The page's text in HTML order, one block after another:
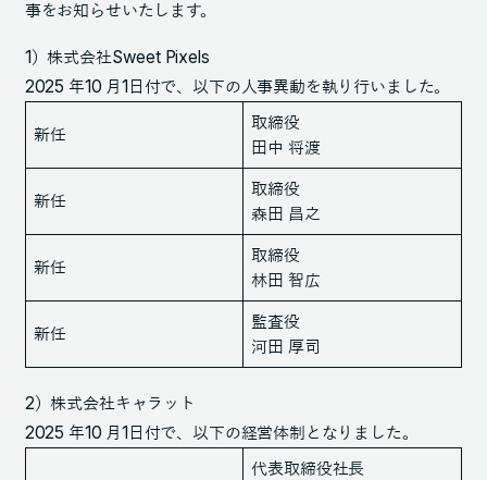
人材に対する考え方
プライバシーポリシー
反社会勢力に対する基本方針
Copyright © GENDA Inc. All Rights Reserved.
事をお知らせいたします。
1）株式会社Sweet Pixels
2025 年10 月1日付で、以下の人事異動を執り行いました。
新任
取締役
田中 将渡
新任
取締役
森田 昌之
新任
取締役
林田 智広
新任
監査役
河田 厚司
2）株式会社キャラット
2025 年10 月1日付で、以下の経営体制となりました。
代表取締役社長